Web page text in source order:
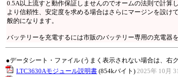
0.5A以上流すと動作保証しませんのでオームの法則で計算
より信頼性、安定度を求める場合はさらにマージンを設け
般的になります。
バッテリーを充電するには市販のバッテリー専用の充電器
●データシート・ファイル (うまく表示されない場合は、右
LTC3630Aモジュール説明書 (854kバイト) 2025年 10月